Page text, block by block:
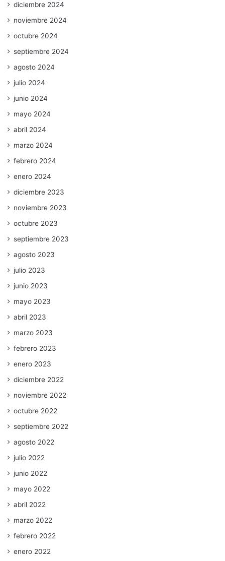
diciembre 2024
noviembre 2024
octubre 2024
septiembre 2024
agosto 2024
julio 2024
junio 2024
mayo 2024
abril 2024
marzo 2024
febrero 2024
enero 2024
diciembre 2023
noviembre 2023
octubre 2023
septiembre 2023
agosto 2023
julio 2023
junio 2023
mayo 2023
abril 2023
marzo 2023
febrero 2023
enero 2023
diciembre 2022
noviembre 2022
octubre 2022
septiembre 2022
agosto 2022
julio 2022
junio 2022
mayo 2022
abril 2022
marzo 2022
febrero 2022
enero 2022